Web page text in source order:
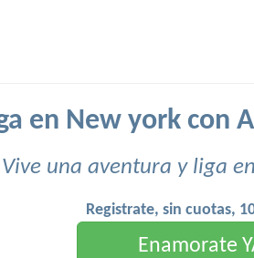
en New york con
Vive una aventura y liga
Registrate, sin cuotas,
Enamorate